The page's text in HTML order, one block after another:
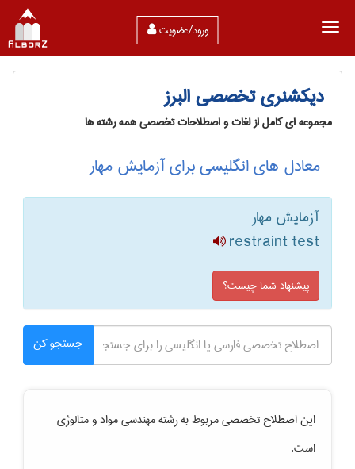
ورود/عضویت
دیکشنری تخصصی البرز
مجموعه ای کامل از لغات و اصطلاحات تخصصی همه رشته ها
معادل های انگلیسی برای آزمایش مهار
آزمایش مهار
restraint test
پیشنهاد شما چیست؟
جستجو کن
این اصطلاح تخصصی مربوط به رشتهمهندسی مواد و متالوژی
است.